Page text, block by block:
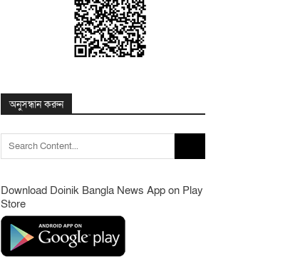
অনুসন্ধান করুন
for:
Download Doinik Bangla News App on Play
Store